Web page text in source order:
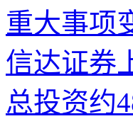
重大事项
信达证券
总投资约